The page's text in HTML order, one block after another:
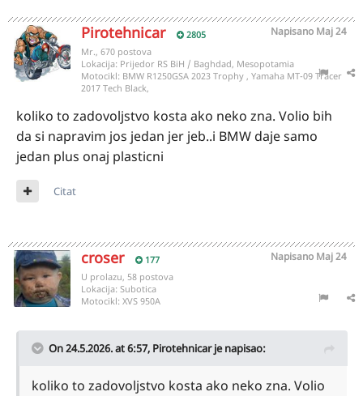
Pirotehnicar 2805 Napisano Maj 24
Mr., 670 postova
Lokacija: Prijedor RS BiH / Baghdad, Mesopotamia
Motocikl: BMW R1250GSA 2023 Trophy , Yamaha MT-09 Tracer
2017 Tech Black,
koliko to zadovoljstvo kosta ako neko zna. Volio bih
da si napravim jos jedan jer jeb..i BMW daje samo
jedan plus onaj plasticni
Citat
croser 177 Napisano Maj 24
U prolazu, 58 postova
Lokacija: Subotica
Motocikl: XVS 950A
On 24.5.2026. at 6:57, Pirotehnicarje napisao:
koliko to zadovoljstvo kosta ako neko zna. Volio